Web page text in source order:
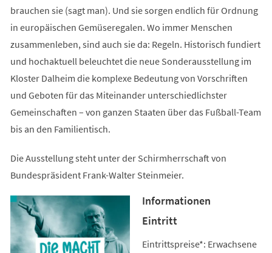
brauchen sie (sagt man). Und sie sorgen endlich für Ordnung
in europäischen Gemüseregalen. Wo immer Menschen
zusammenleben, sind auch sie da: Regeln. Historisch fundiert
und hochaktuell beleuchtet die neue Sonderausstellung im
Kloster Dalheim die komplexe Bedeutung von Vorschriften
und Geboten für das Miteinander unterschiedlichster
Gemeinschaften – von ganzen Staaten über das Fußball-Team
bis an den Familientisch.
Die Ausstellung steht unter der Schirmherrschaft von
Bundespräsident Frank-Walter Steinmeier.
Informationen
Eintritt
Eintrittspreise*: Erwachsene